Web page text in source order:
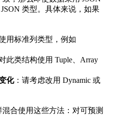
类型。具体来说，如果
使用标准列类型，例如
对此类结构使用 Tuple、Array
化：请考虑改用 Dynamic 或
合使用这些方法：对可预测